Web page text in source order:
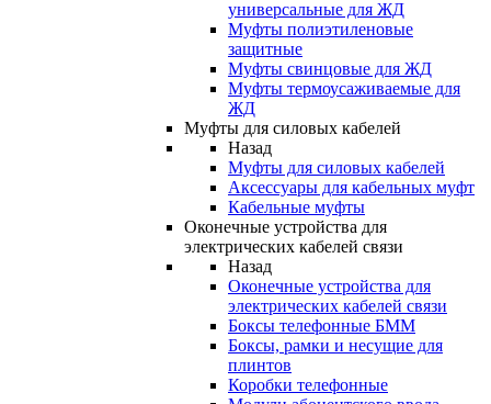
универсальные для ЖД
Муфты полиэтиленовые
защитные
Муфты свинцовые для ЖД
Муфты термоусаживаемые для
ЖД
Муфты для силовых кабелей
Назад
Муфты для силовых кабелей
Аксессуары для кабельных муфт
Кабельные муфты
Оконечные устройства для
электрических кабелей связи
Назад
Оконечные устройства для
электрических кабелей связи
Боксы телефонные БММ
Боксы, рамки и несущие для
плинтов
Коробки телефонные